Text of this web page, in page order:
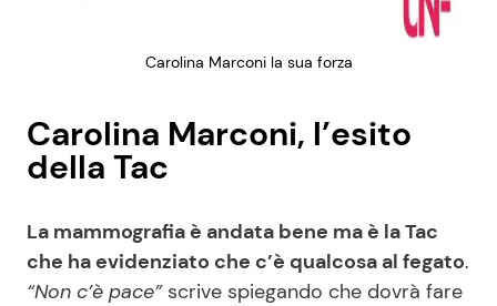
Carolina Marconi la sua forza
Carolina Marconi, l’esito
della Tac
La mammografia è andata bene ma è la Tac
che ha evidenziato che c’è qualcosa al fegato.
“Non c’è pace”scrive spiegando che dovrà fare